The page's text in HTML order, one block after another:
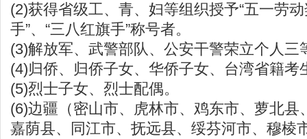
(2)获得省级工、青、妇等组织授予“五一劳动
手”、“三八红旗手”称号者。
(3)解放军、武警部队、公安干警荣立个人三
(4)归侨、归侨子女、华侨子女、台湾省籍考
(5)烈士子女、烈士配偶。
(6)边疆（密山市、虎林市、鸡东市、萝北县
嘉荫县、同江市、抚远县、绥芬河市、穆棱